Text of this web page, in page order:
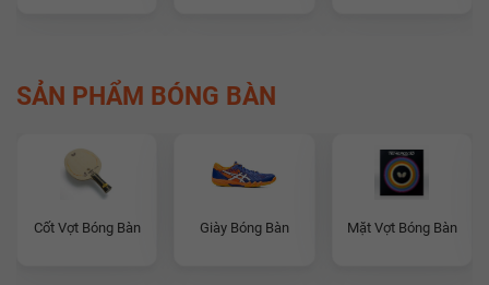
SẢN PHẨM BÓNG BÀN
Cốt Vợt Bóng Bàn Giày Bóng Bàn Mặt Vợt Bóng Bàn